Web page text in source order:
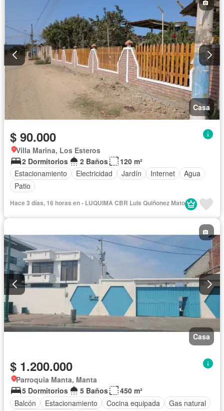
Casa
$ 90.000
Villa Marina, Los Esteros
2 Dormitorios
2 Baños
120 m²
Estacionamiento
Electricidad Jardín Internet
Agua
Patio
Hace 3 días, 16 horas en - LUQUIMA CBR Luis Quiñonez Mato
Casa
$ 1.200.000
Parroquia Manta, Manta
5 Dormitorios
5 Baños
450 m²
Balcón
Estacionamiento Cocina equipada
Gas natural